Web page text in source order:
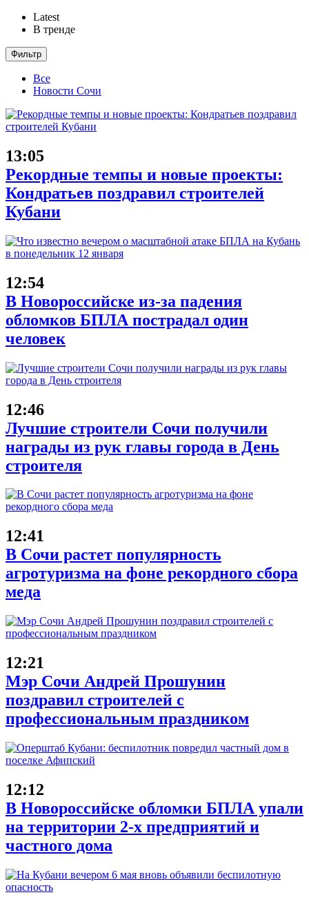
Latest
В тренде
Фильтр
Все
Новости Сочи
13:05
Рекордные темпы и новые проекты:
Кондратьев поздравил строителей
Кубани
12:54
В Новороссийске из-за падения
обломков БПЛА пострадал один
человек
12:46
Лучшие строители Сочи получили
награды из рук главы города в День
строителя
12:41
В Сочи растет популярность
агротуризма на фоне рекордного сбора
меда
12:21
Мэр Сочи Андрей Прошунин
поздравил строителей с
профессиональным праздником
12:12
В Новороссийске обломки БПЛА упали
на территории 2-х предприятий и
частного дома